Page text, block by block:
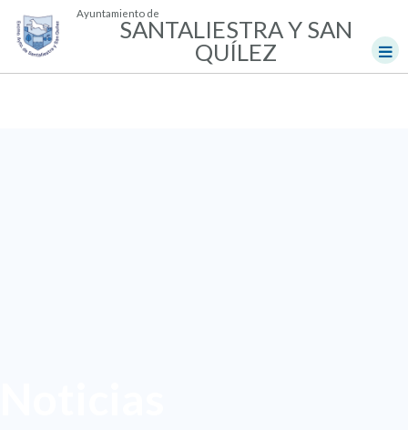
Ayuntamiento de
SANTALIESTRA Y SAN
QUÍLEZ